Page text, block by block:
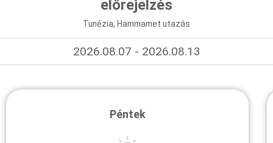
előrejelzés
Tunézia, Hammamet utazás
2026.08.07 - 2026.08.13
Péntek